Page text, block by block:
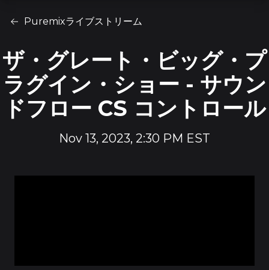
Puremixライブストリーム
ザ・グレート・ビッグ・プ
ラグイン・ショー - サウン
ドフロー CS コントロール
Nov 13, 2023, 2:30 PM EST